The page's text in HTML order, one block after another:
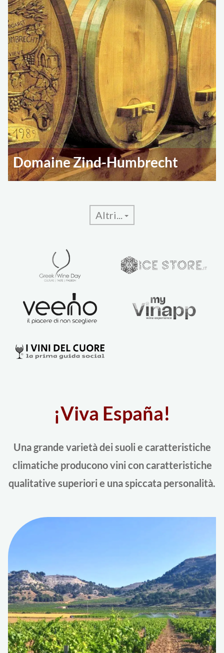
Domaine Zind-Humbrecht
Altri...
¡Viva España!
Una grande varietà dei suoli e caratteristiche
climatiche producono vini con caratteristiche
qualitative superiori e una spiccata personalità.